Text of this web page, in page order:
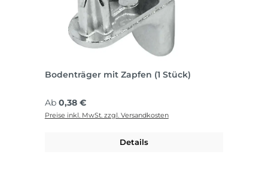
Bodenträger mit Zapfen (1 Stück)
Regulärer Preis:
Ab 0,38 €
Preise inkl. MwSt. zzgl. Versandkosten
Details